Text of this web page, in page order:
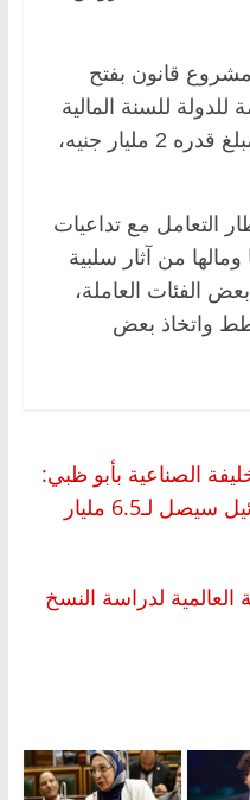
قانون بفتح
للدولة للسنة المالية
الحالي 2020/2021، وذلك بمبلغ قدره 2 مليار جنيه،
التعامل مع تداعيات
من آثار سلبية
الفئات العاملة،
واتخاذ بعض
الصناعية بأبو ظبي:
حجم التجارة الثنائية مع إسرائيل سيصل لـ6.5 مليار
لدراسة النسخ